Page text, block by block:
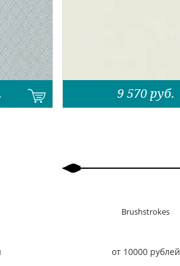
9 570руб.
Brushstrokes
от 10000 рублей